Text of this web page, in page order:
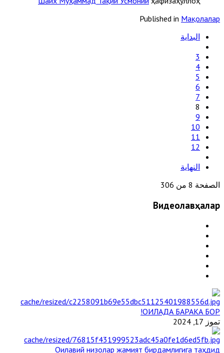
Published in Мақолалар
البداية
3
4
5
6
7
8
9
10
11
12
النهاية
الصفحة 8 من 306
Видеолавҳалар
ОИЛАДА БАРАКА БОР!
تموز 17, 2024
Оилавий низолар жамият бирдамлигига таҳдид